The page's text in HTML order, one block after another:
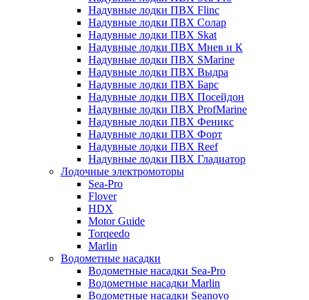
Надувные лодки ПВХ Flinc
Надувные лодки ПВХ Солар
Надувные лодки ПВХ Skat
Надувные лодки ПВХ Мнев и К
Надувные лодки ПВХ SMarine
Надувные лодки ПВХ Выдра
Надувные лодки ПВХ Барс
Надувные лодки ПВХ Посейдон
Надувные лодки ПВХ ProfMarine
Надувные лодки ПВХ Феникс
Надувные лодки ПВХ Форт
Надувные лодки ПВХ Reef
Надувные лодки ПВХ Гладиатор
Лодочные электромоторы
Sea-Pro
Flover
HDX
Motor Guide
Torqeedo
Marlin
Водометные насадки
Водометные насадки Sea-Pro
Водометные насадки Marlin
Водометные насадки Seanovo